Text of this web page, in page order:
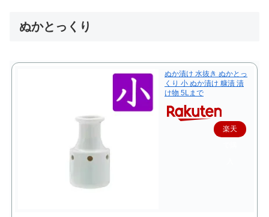
ぬかとっくり
ぬか漬け 水抜き ぬかとっ
くり 小 ぬか漬け 糠漬 漬
け物 5Lまで
楽天